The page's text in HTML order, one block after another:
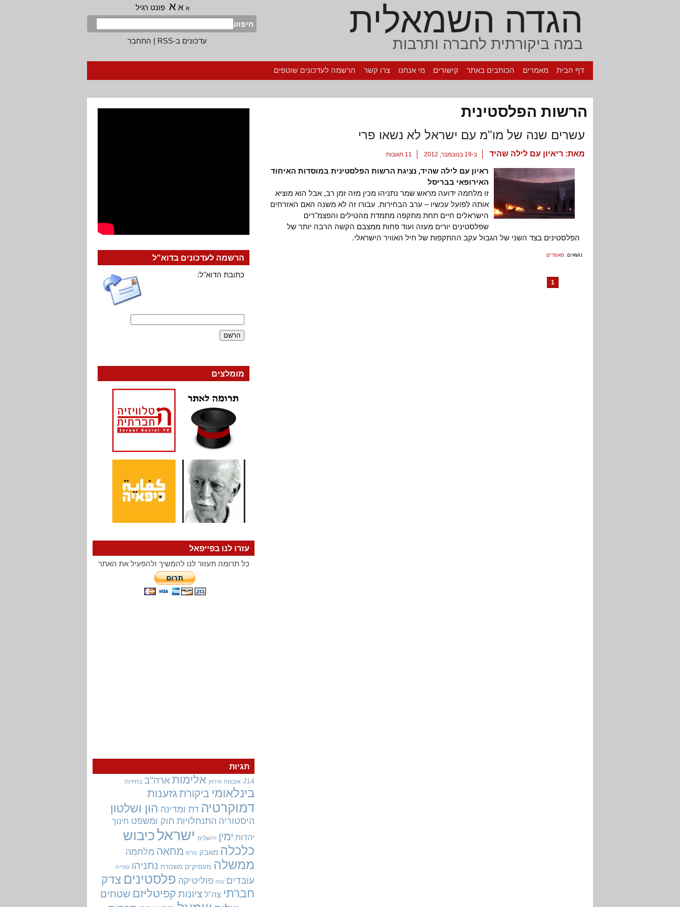
הגדה השמאלית
במה ביקורתית לחברה ותרבות
א א א פונט רגיל
חיפוש
עדכונים ב-RSS
| התחבר
דף הבית מאמרים הכותבים באתר קישורים מי אנחנו צרו קשר הרשמה לעדכונים שוטפים
הרשות הפלסטינית
עשרים שנה של מו"מ עם ישראל לא נשאו פרי
מאת: ריאיון עם לילה שהיד ב-19 בנובמבר, 2012 11 תגובות
ראיון עם לילה שהיד, נציגת הרשות הפלסטינית במוסדות האיחוד
האירופאי בבריסל
זו מלחמה ידועה מראש שמר נתניהו מכין מזה זמן רב, אבל הוא מוציא
אותה לפועל עכשיו – ערב הבחירות. עבורו זה לא משנה האם האזרחים
הישראלים חיים תחת מתקפה מתמדת מהטילים והפצמ"רים
שפלסטינים יורים מעזה ועוד פחות ממצבם הקשה הרבה יותר של
הפלסטינים בצד השני של הגבול עקב ההתקפות של חיל האוויר הישראלי.
נושאים: מאמרים
1
הרשמה לעדכונים בדוא"ל
כתובת הדוא"ל:
מומלצים
עזרו לנו בפייפאל
כל תרומה תעזור לנו להמשיך ולהפעיל את האתר
תגיות
J14 אובמה איראן אלימות ארה"ב בחירות
בינלאומי ביקורתגזענות
דמוקרטיה דת ומדינה הון ושלטון
היסטוריה התנחלויות חוק ומשפט חינוך
יהדות ימין ירושלים ישראל כיבוש
כלכלה מאבק מו"מ מחאה מלחמה
ממשלה מעסיקים משכורת נתניהו סוריה
עובדים עזה פוליטיקה פלסטינים צדק
חברתי צה"ל ציונות קפיטליזם שטחים